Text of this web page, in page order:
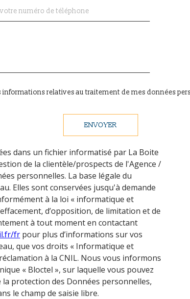
relatives au traitement de mes données
ENVOYER
dans un fichier informatisé par La Boite
de la clientèle/prospects de l'Agence /
personnelles. La base légale du
Elles sont conservées jusqu'à demande
à la loi « informatique et
d’opposition, de limitation et de
à tout moment en contactant
fr pour plus d’informations sur vos
que vos droits « Informatique et
à la CNIL. Nous vous informons
« Bloctel », sur laquelle vous pouvez
la protection des Données personnelles,
le champ de saisie libre.